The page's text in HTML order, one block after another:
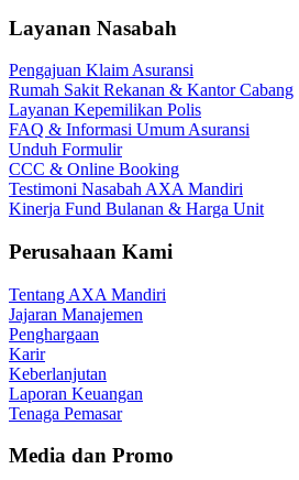
Layanan Nasabah
Pengajuan Klaim Asuransi
Rumah Sakit Rekanan & Kantor Cabang
Layanan Kepemilikan Polis
FAQ & Informasi Umum Asuransi
Unduh Formulir
CCC & Online Booking
Testimoni Nasabah AXA Mandiri
Kinerja Fund Bulanan & Harga Unit
Perusahaan Kami
Tentang AXA Mandiri
Jajaran Manajemen
Penghargaan
Karir
Keberlanjutan
Laporan Keuangan
Tenaga Pemasar
Media dan Promo